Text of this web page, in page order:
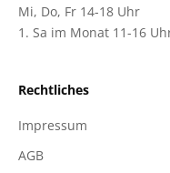
Mi, Do, Fr 14-18 Uhr
1. Sa im Monat 11-16
Rechtliches
Impressum
AGB